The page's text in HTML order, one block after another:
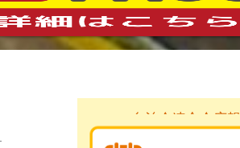
自治会連合会広報